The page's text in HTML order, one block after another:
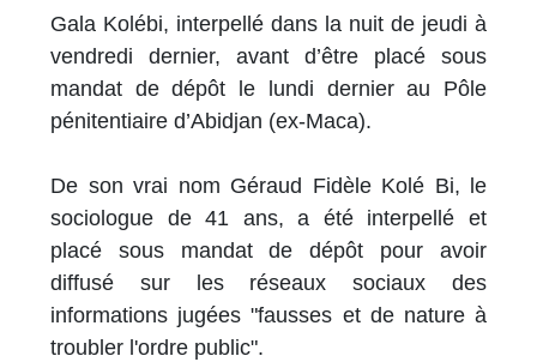
Gala Kolébi, interpellé dans la nuit de jeudi à
vendredi dernier, avant d’être placé sous
mandat de dépôt le lundi dernier au Pôle
pénitentiaire d’Abidjan (ex-Maca).
De son vrai nom Géraud Fidèle Kolé Bi, le
sociologue de 41 ans, a été interpellé et
placé sous mandat de dépôt pour avoir
diffusé sur les réseaux sociaux des
informations jugées "fausses et de nature à
troubler l'ordre public".